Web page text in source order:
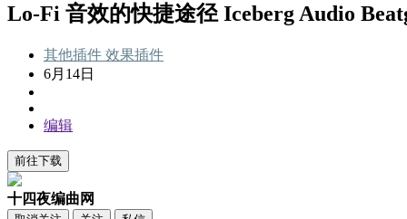
Lo-Fi 音效的快捷途径 Iceberg Audio
其他插件 效果插件
6月14日
编辑
前往下载
十四夜编曲网